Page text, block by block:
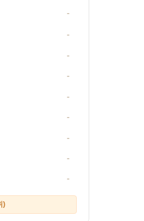
포스팅은 쿠팡 파트너스 활동
자 집중! 강아지 서리
-
-
-
-
-
-
-
-
-
)